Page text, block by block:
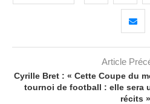
Article
Cyrille Bret : « Cette Coupe du
tournoi de football : elle sera
récits »